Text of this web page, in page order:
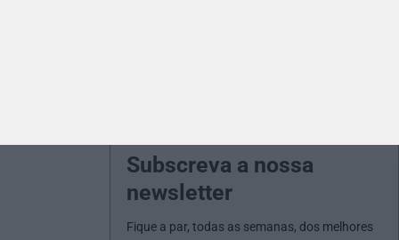
Subscreva a nossa
newsletter
Fique a par, todas as semanas, dos melhores